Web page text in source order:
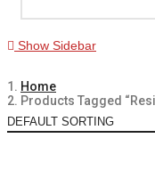
Show Sidebar
Home
Products Tagged